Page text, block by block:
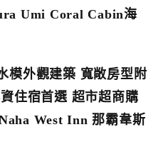
Umi Coral Cabin海
模外觀建築 寬敞房型附
住宿首選 超市超商購
West Inn 那霸韋斯